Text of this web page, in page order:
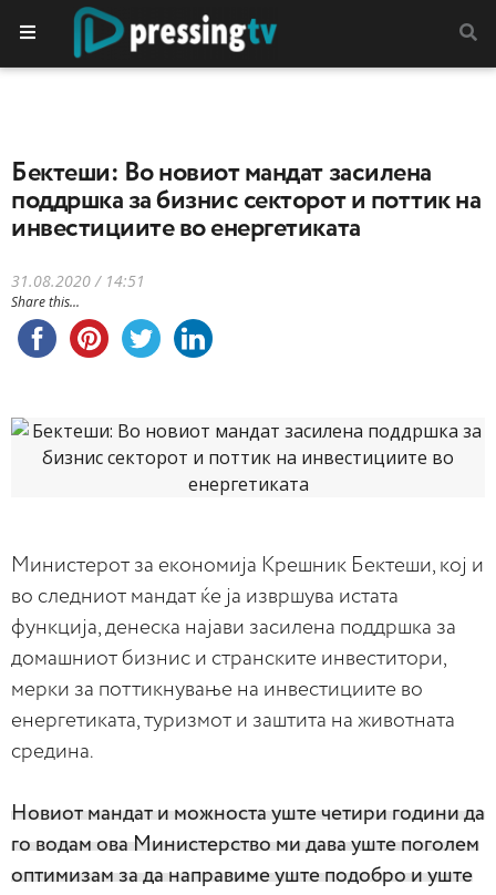
Бектеши: Во новиот мандат засилена
поддршка за бизнис секторот и поттик на
инвестициите во енергетиката
31.08.2020 / 14:51
Share this...
Министерот за економија Крешник Бектеши, кој и
во следниот мандат ќе ја извршува истата
функција, денеска најави засилена поддршка за
домашниот бизнис и странските инвеститори,
мерки за поттикнување на инвестициите во
енергетиката, туризмот и заштита на животната
средина.
Новиот мандат и можноста уште четири години да
го водам ова Министерство ми дава уште поголем
оптимизам за да направиме уште подобро и уште